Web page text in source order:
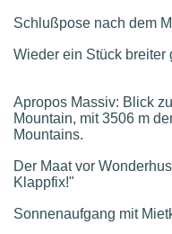
Schlußpose nach dem
Wieder ein Stück breiter
Apropos Massiv: Blick
Mountain, mit 3506 m
Mountains.
Der Maat vor
Klappfix!"
Sonnenaufgang mit